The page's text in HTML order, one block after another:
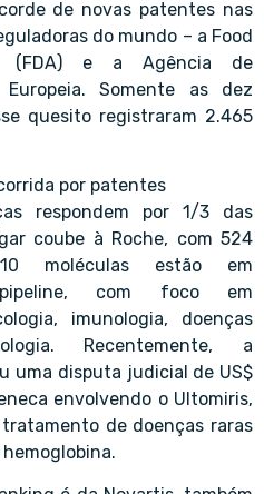
de novas patentes nas
do mundo – a Food
(FDA) e a Agência de
Somente as dez
quesito registraram 2.465
por patentes
respondem por 1/3 das
coube à Roche, com 524
moléculas estão em
com foco em
imunologia, doenças
Recentemente, a
uma disputa judicial de US$
envolvendo o Ultomiris,
de doenças raras